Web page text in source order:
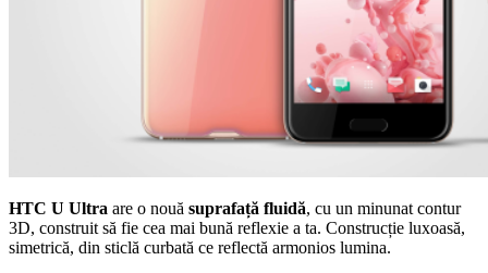
HTC U Ultra are o nouă suprafață fluidă, cu un minunat contur
3D, construit să fie cea mai bună reflexie a ta. Construcție luxoasă,
simetrică, din sticlă curbată ce reflectă armonios lumina.